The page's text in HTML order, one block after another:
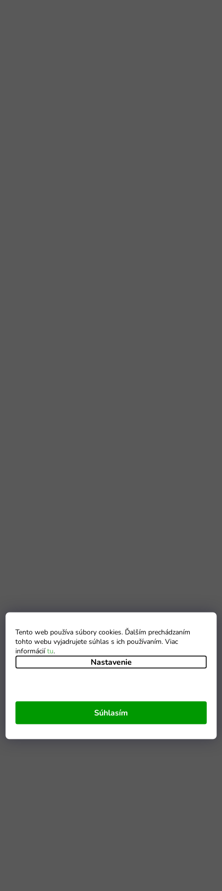
Tento web používa súbory cookies. Ďalším prechádzaním
tohto webu vyjadrujete súhlas s ich používaním. Viac
informáciítu.
Nastavenie
Súhlasím